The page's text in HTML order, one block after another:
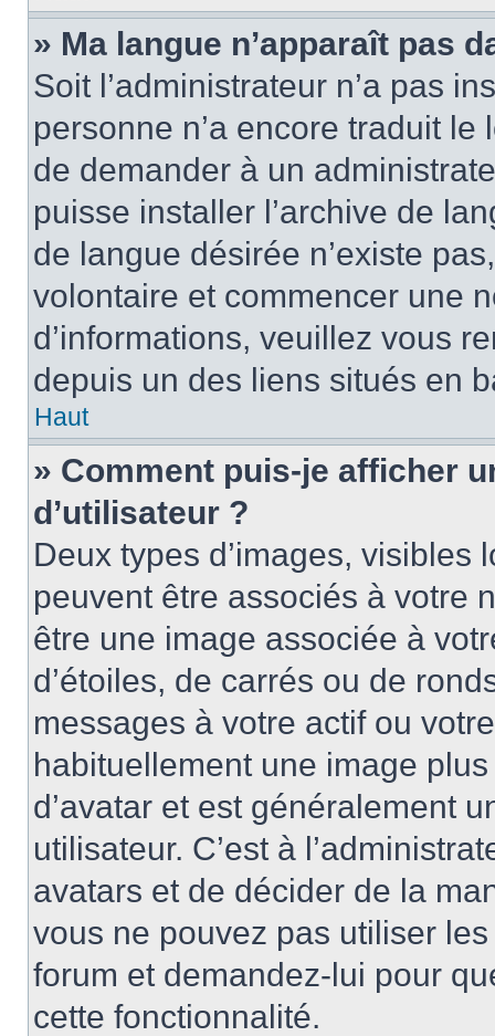
» Ma langue n’apparaît pas
Soit l’administrateur n’a pas
personne n’a encore traduit
de demander à un
puisse installer l’archive de
de langue désirée n’existe
volontaire et commencer une
d’informations, veuillez vous
depuis un des liens situés en
Haut
» Comment puis-je afficher
d’utilisateur ?
Deux types d’images,
peuvent être associés à votre
être une image associée à
d’étoiles, de carrés ou de
messages à votre actif ou
habituellement une image
d’avatar et est généralement
utilisateur. C’est à
avatars et de décider de la
vous ne pouvez pas utiliser
forum et demandez-lui pour
cette fonctionnalité.